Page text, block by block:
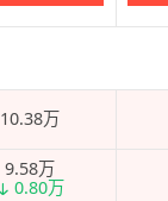
10.38万
9.58万
0.80万